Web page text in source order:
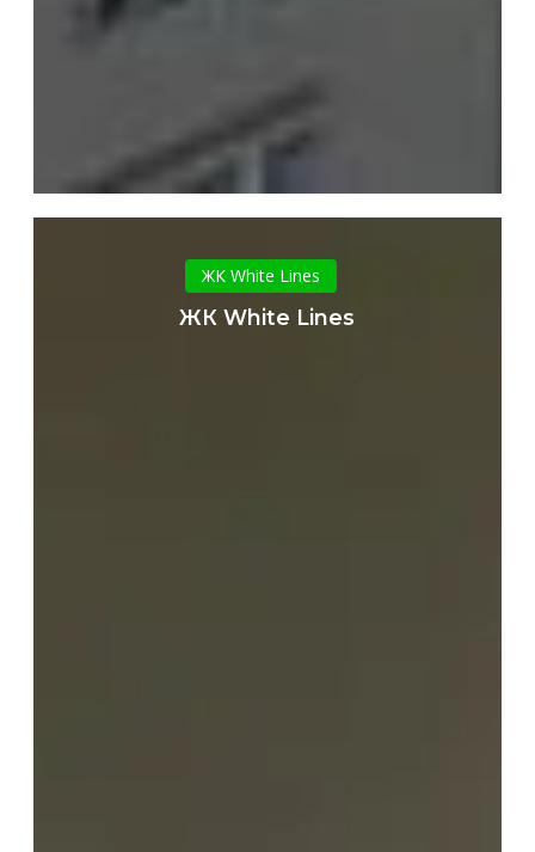
White
Lines
ЖК White Lines
ЖК White Lines